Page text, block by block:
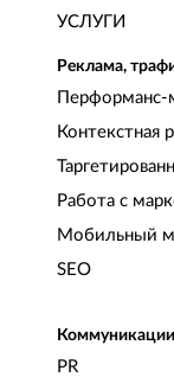
УСЛУГИ
Реклама,
Перформанс-
Контекстная
Работа с
Мобильный
SEO
Коммуникации
PR